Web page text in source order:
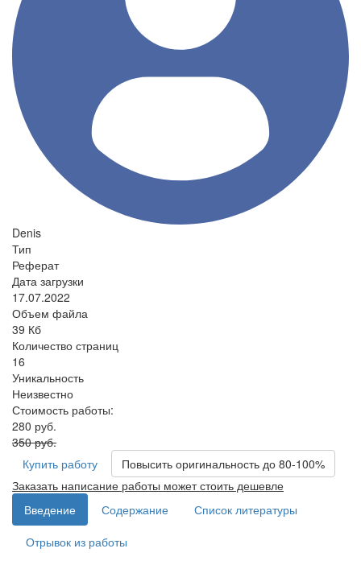
Denis
Тип
Реферат
Дата загрузки
17.07.2022
Объем файла
39 Кб
Количество страниц
16
Уникальность
Неизвестно
Стоимость работы:
280 руб.
350 руб.
Купить работу
Повысить оригинальность до 80-100%
Заказать написание работы может стоить дешевле
Введение
Содержание
Список литературы
Отрывок из работы